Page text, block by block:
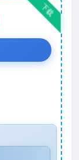
下载